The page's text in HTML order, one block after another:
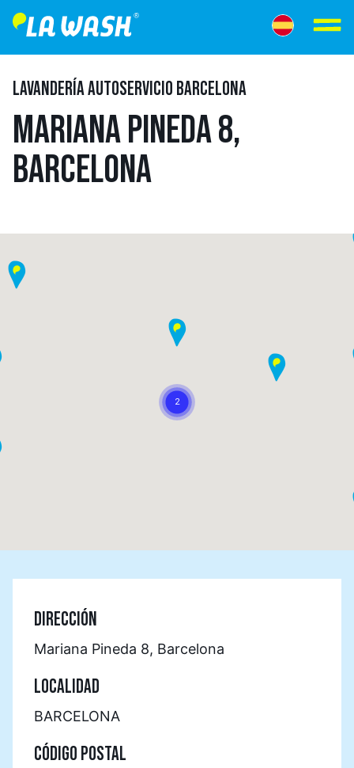
LAVANDERÍA AUTOSERVICIO BARCELONA
MARIANA PINEDA 8,
BARCELONA
DIRECCIÓN
Mariana Pineda 8, Barcelona
LOCALIDAD
BARCELONA
CÓDIGO POSTAL